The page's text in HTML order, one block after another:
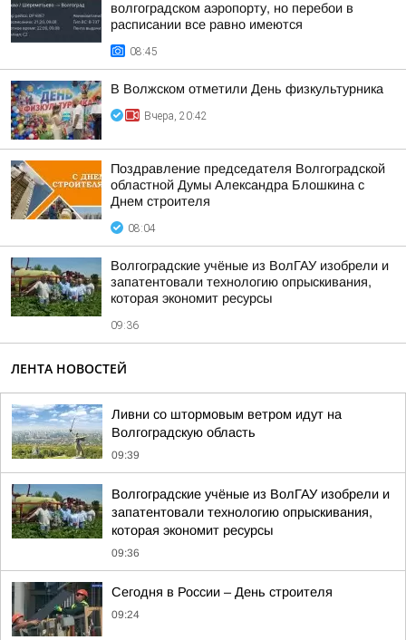
волгоградском аэропорту, но перебои в
расписании все равно имеются
08:45
В Волжском отметили День физкультурника
Вчера, 20:42
Поздравление председателя Волгоградской
областной Думы Александра Блошкина с
Днем строителя
08:04
Волгоградские учёные из ВолГАУ изобрели и
запатентовали технологию опрыскивания,
которая экономит ресурсы
09:36
ЛЕНТА НОВОСТЕЙ
Ливни со штормовым ветром идут на
Волгоградскую область
09:39
Волгоградские учёные из ВолГАУ изобрели и
запатентовали технологию опрыскивания,
которая экономит ресурсы
09:36
Сегодня в России – День строителя
09:24